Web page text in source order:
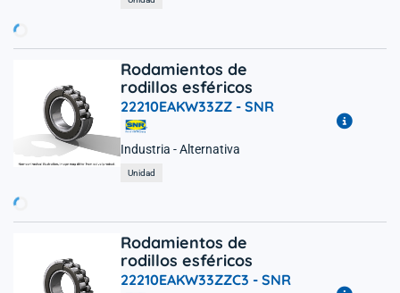
Rodamientos de
rodillos esféricos
22210EAKW33ZZ - SNR
Industria - Alternativa
Unidad
Rodamientos de
rodillos esféricos
22210EAKW33ZZC3 - SNR